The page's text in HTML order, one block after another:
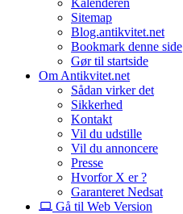
Kalenderen
Sitemap
Blog.antikvitet.net
Bookmark denne side
Gør til startside
Om Antikvitet.net
Sådan virker det
Sikkerhed
Kontakt
Vil du udstille
Vil du annoncere
Presse
Hvorfor X er ?
Garanteret Nedsat
Gå til Web Version